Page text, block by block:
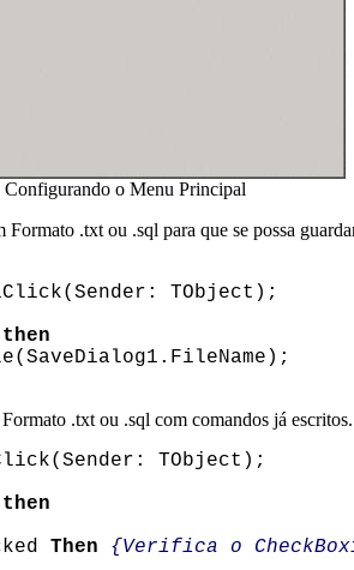
Configurando o Menu Principal
.txt ou .sql para que se possa
TObject);
then
.txt ou .sql com comandos já escritos.
TObject);
then
Then
{Verifica o